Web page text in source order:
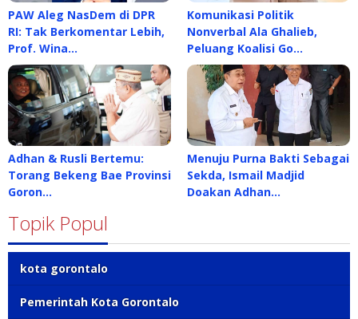
PAW Aleg NasDem di DPR
RI: Tak Berkomentar Lebih,
Prof. Wina…
Komunikasi Politik
Nonverbal Ala Ghalieb,
Peluang Koalisi Go…
Adhan & Rusli Bertemu:
Torang Bekeng Bae Provinsi
Goron…
Menuju Purna Bakti Sebagai
Sekda, Ismail Madjid
Doakan Adhan…
Topik Popul
kota gorontalo
Pemerintah Kota Gorontalo